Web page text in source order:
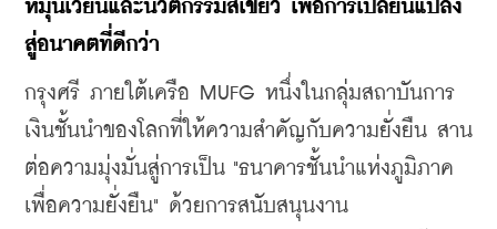
หมุนเวียนและนวัตกรรมสีเขียว เพื่อการเปลี่ยนแปลง
สู่อนาคตที่ดีกว่า
กรุงศรี ภายใต้เครือ MUFG หนึ่งในกลุ่มสถาบันการ
เงินชั้นนำของโลกที่ให้ความสำคัญกับความยั่งยืน สาน
ต่อความมุ่งมั่นสู่การเป็น "ธนาคารชั้นนำแห่งภูมิภาค
เพื่อความยั่งยืน" ด้วยการสนับสนุนงาน